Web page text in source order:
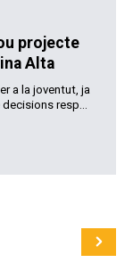
projecte
Alta
a la joventut, ja
resp...